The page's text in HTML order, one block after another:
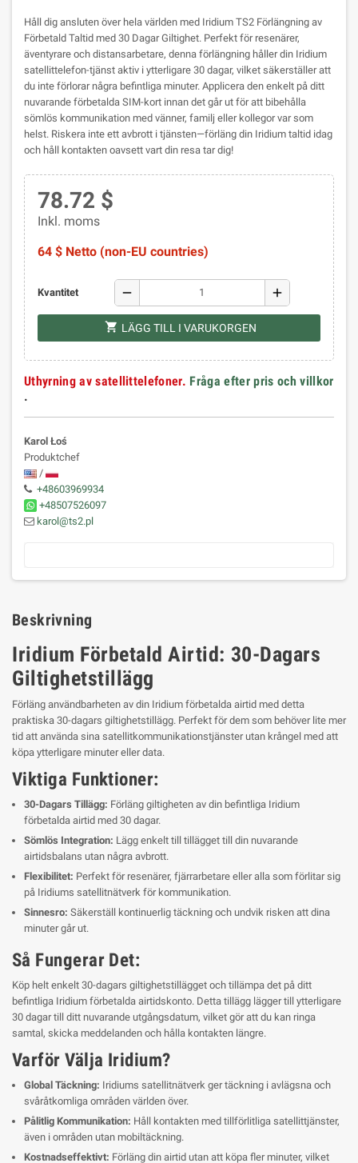
Håll dig ansluten över hela världen med Iridium TS2 Förlängning av
Förbetald Taltid med 30 Dagar Giltighet. Perfekt för resenärer,
äventyrare och distansarbetare, denna förlängning håller din Iridium
satellittelefon-tjänst aktiv i ytterligare 30 dagar, vilket säkerställer att
du inte förlorar några befintliga minuter. Applicera den enkelt på ditt
nuvarande förbetalda SIM-kort innan det går ut för att bibehålla
sömlös kommunikation med vänner, familj eller kollegor var som
helst. Riskera inte ett avbrott i tjänsten—förläng din Iridium taltid idag
och håll kontakten oavsett vart din resa tar dig!
78.72 $
Inkl. moms
64 $ Netto (non-EU countries)
Kvantitet remove add
shopping_cart LÄGG TILL I VARUKORGEN
Uthyrning av satellittelefoner. Fråga efter pris och villkor
.
Karol Łoś
Produktchef
/
+48603969934
+48507526097
karol@ts2.pl
Beskrivning
Iridium Förbetald Airtid: 30-Dagars
Giltighetstillägg
Förläng användbarheten av din Iridium förbetalda airtid med detta
praktiska 30-dagars giltighetstillägg. Perfekt för dem som behöver lite mer
tid att använda sina satellitkommunikationstjänster utan krångel med att
köpa ytterligare minuter eller data.
Viktiga Funktioner:
30-Dagars Tillägg: Förläng giltigheten av din befintliga Iridium
förbetalda airtid med 30 dagar.
Sömlös Integration: Lägg enkelt till tillägget till din nuvarande
airtidsbalans utan några avbrott.
Flexibilitet: Perfekt för resenärer, fjärrarbetare eller alla som förlitar sig
på Iridiums satellitnätverk för kommunikation.
Sinnesro: Säkerställ kontinuerlig täckning och undvik risken att dina
minuter går ut.
Så Fungerar Det:
Köp helt enkelt 30-dagars giltighetstillägget och tillämpa det på ditt
befintliga Iridium förbetalda airtidskonto. Detta tillägg lägger till ytterligare
30 dagar till ditt nuvarande utgångsdatum, vilket gör att du kan ringa
samtal, skicka meddelanden och hålla kontakten längre.
Varför Välja Iridium?
Global Täckning: Iridiums satellitnätverk ger täckning i avlägsna och
svåråtkomliga områden världen över.
Pålitlig Kommunikation: Håll kontakten med tillförlitliga satellittjänster,
även i områden utan mobiltäckning.
Kostnadseffektivt: Förläng din airtid utan att köpa fler minuter, vilket